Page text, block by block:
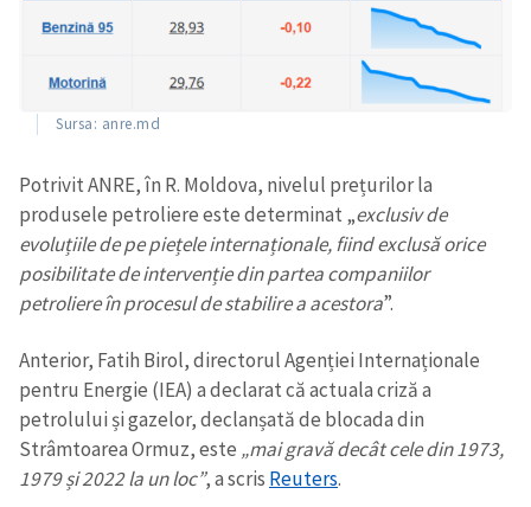
Sursa: anre.md
Potrivit ANRE, în R. Moldova, nivelul prețurilor la
produsele petroliere este determinat „exclusiv de
evoluțiile de pe piețele internaționale, fiind exclusă orice
posibilitate de intervenție din partea companiilor
petroliere în procesul de stabilire a acestora”.
Anterior, Fatih Birol, directorul Agenției Internaționale
pentru Energie (IEA) a declarat că actuala criză a
petrolului și gazelor, declanșată de blocada din
Strâmtoarea Ormuz, este „mai gravă decât cele din 1973,
1979 și 2022 la un loc”, a scris Reuters.